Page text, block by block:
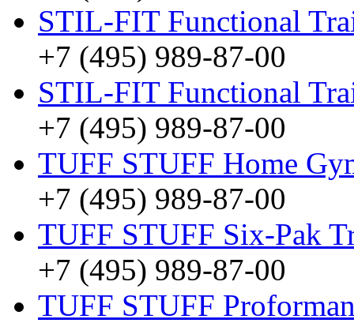
STIL-FIT Functional
+7 (495) 989-87-00
STIL-FIT Functional
+7 (495) 989-87-00
TUFF STUFF Home
+7 (495) 989-87-00
TUFF STUFF Six-Pak
+7 (495) 989-87-00
TUFF STUFF